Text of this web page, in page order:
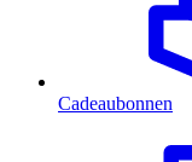
Cadeaubonnen